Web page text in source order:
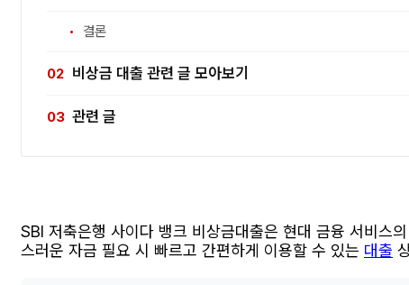
결론
비상금 대출 관련 글 모아보기
관련 글
SBI 저축은행 사이다 뱅크 비상금대출은 현대 금융 서비스
스러운 자금 필요 시 빠르고 간편하게 이용할 수 있는 대출